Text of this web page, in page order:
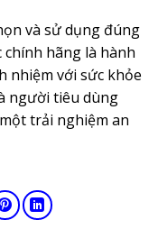
và sử dụng đúng
hãng là hành
nhiệm với sức khỏe
người tiêu dùng
trải nghiệm an